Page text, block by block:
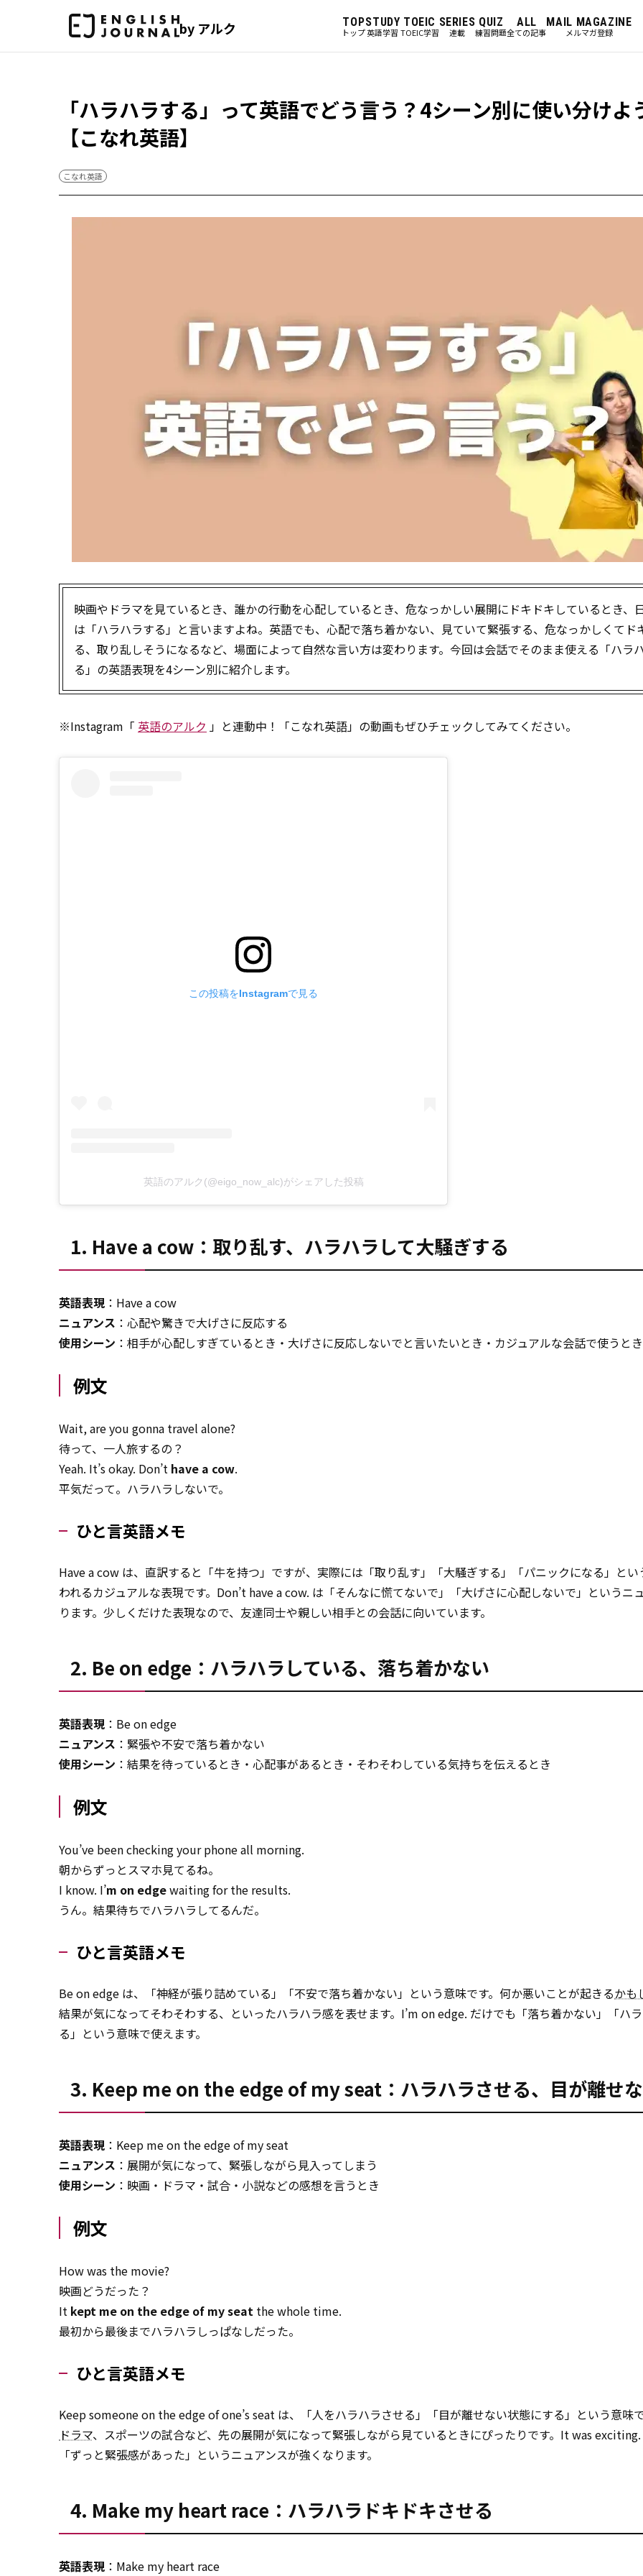
by アルク TOP
トップ
STUDY
英語学習
TOEIC
TOEIC学習
SERIES
連載
QUIZ
練習問題
ALL
全ての記事
MAIL MAGAZINE
メルマガ登録
「ハラハラする」って英語でどう言う？4シーン別に使い分けよ
【こなれ英語】
こなれ英語
映画やドラマを見ているとき、誰かの行動を心配しているとき、危なっかしい展開にドキドキしているとき、
は「ハラハラする」と言いますよね。英語でも、心配で落ち着かない、見ていて緊張する、危なっかしくてド
る、取り乱しそうになるなど、場面によって自然な言い方は変わります。今回は会話でそのまま使える「ハラ
る」の英語表現を4シーン別に紹介します。
※Instagram「 英語のアルク 」と連動中！「こなれ英語」の動画もぜひチェックしてみてください。
この投稿をInstagramで見る
英語のアルク(@eigo_now_alc)がシェアした投稿
1. Have a cow：取り乱す、ハラハラして大騒ぎする
英語表現 ：Have a cow
ニュアンス ：心配や驚きで大げさに反応する
使用シーン ：相手が心配しすぎているとき・大げさに反応しないでと言いたいとき・カジュアルな会話で使うとき
例文
Wait, are you gonna travel alone?
待って、一人旅するの？
Yeah. It’s okay. Don’t have a cow.
平気だって。ハラハラしないで。
ひと言英語メモ
Have a cow は、直訳すると「牛を持つ」ですが、実際には「取り乱す」「大騒ぎする」「パニックになる」とい
われるカジュアルな表現です。Don’t have a cow. は「そんなに慌てないで」「大げさに心配しないで」というニ
ります。少しくだけた表現なので、友達同士や親しい相手との会話に向いています。
2. Be on edge：ハラハラしている、落ち着かない
英語表現 ：Be on edge
ニュアンス ：緊張や不安で落ち着かない
使用シーン ：結果を待っているとき・心配事があるとき・そわそわしている気持ちを伝えるとき
例文
You’ve been checking your phone all morning.
朝からずっとスマホ見てるね。
I know. I’m on edgewaiting for the results.
うん。結果待ちでハラハラしてるんだ。
ひと言英語メモ
Be on edge は、「神経が張り詰めている」「不安で落ち着かない」という意味です。何か悪いことが起きるかも
結果が気になってそわそわする、といったハラハラ感を表せます。I’m on edge. だけでも「落ち着かない」「ハ
る」という意味で使えます。
3. Keep me on the edge of my seat：ハラハラさせる、目が離せ
英語表現 ：Keep me on the edge of my seat
ニュアンス ：展開が気になって、緊張しながら見入ってしまう
使用シーン ：映画・ドラマ・試合・小説などの感想を言うとき
例文
How was the movie?
映画どうだった？
It kept me on the edge of my seat the whole time.
最初から最後までハラハラしっぱなしだった。
ひと言英語メモ
Keep someone on the edge of one’s seat は、「人をハラハラさせる」「目が離せない状態にする」という意味
ドラマ、スポーツの試合など、先の展開が気になって緊張しながら見ているときにぴったりです。It was exciting.
「ずっと緊張感があった」というニュアンスが強くなります。
4. Make my heart race：ハラハラドキドキさせる
英語表現 ：Make my heart race